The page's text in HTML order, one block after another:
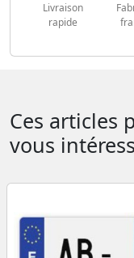
Livraison
rapide
Ces articles
vous